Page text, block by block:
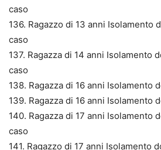
caso
136. Ragazzo di 13 anni Isolamento
caso
137. Ragazza di 14 anni Isolamento
caso
138. Ragazza di 16 anni Isolamento
139. Ragazza di 16 anni Isolamento
140. Ragazza di 17 anni Isolamento
caso
141. Ragazzo di 17 anni Isolamento